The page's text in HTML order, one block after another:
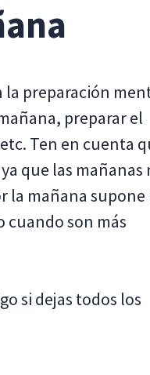
la preparación
preparar el
Ten en cuenta
que las mañanas
la mañana supone
cuando son más
si dejas todos los